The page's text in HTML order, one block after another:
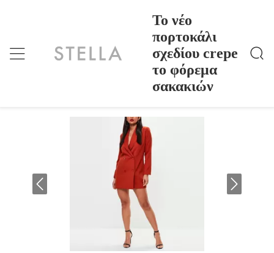
Το νέο
πορτοκάλι
σχεδίου crepe
το φόρεμα
σακακιών
Σπίτι> Products>
Το Νέο Πορτοκάλι Σχεδίου Crepe Το Φόρεμα Σακακι
Ών
Το νέο πορτοκάλι σχεδίου crepe το